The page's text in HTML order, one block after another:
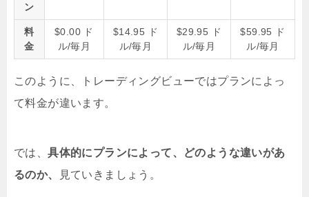
ン
料
金
$0.00 ド
ル/毎月
$14.95 ド
ル/毎月
$29.95 ド
ル/毎月
$59.95 ド
ル/毎月
このように、トレーディングビューではプランによっ
て料金が違います。
では、具体的にプランによって、どのような違いがあ
るのか、
見ていきましょう。